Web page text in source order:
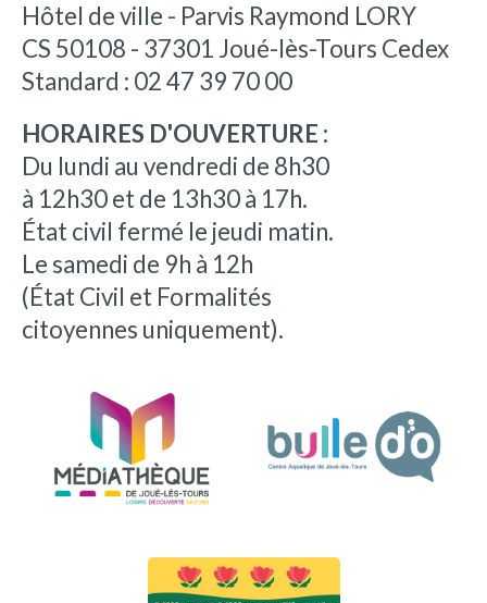
Hôtel de ville - Parvis Raymond LORY
CS 50108 - 37301 Joué-lès-Tours Cedex
Standard : 02 47 39 70 00
HORAIRES D'OUVERTURE :
Du lundi au vendredi de 8h30
à 12h30 et de 13h30 à 17h.
État civil fermé le jeudi matin.
Le samedi de 9h à 12h
(État Civil et Formalités
citoyennes uniquement).